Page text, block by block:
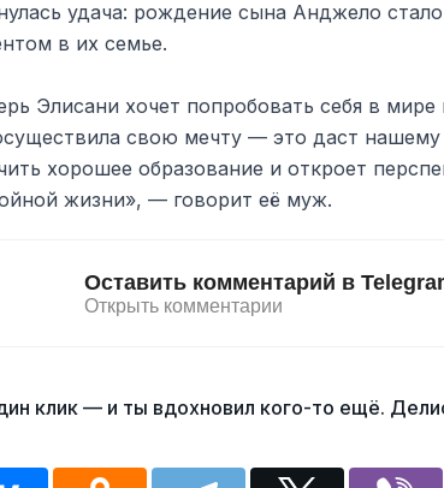
удача: рождение сына Анджело
в их семье.
Элисани хочет попробовать себя в
свою мечту — это даст
хорошее образование и откроет
жизни», — говорит её муж.